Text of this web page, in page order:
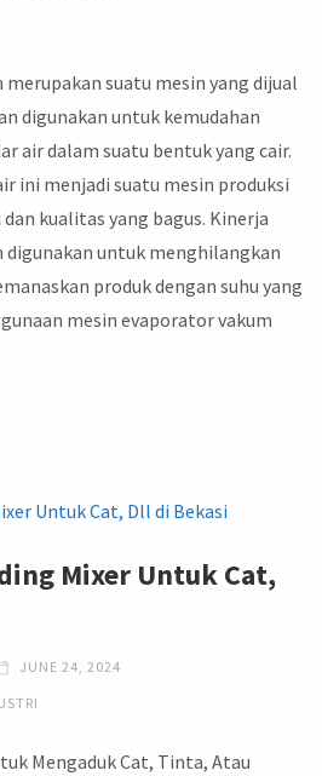
merupakan suatu mesin yang dijual
digunakan untuk kemudahan
air dalam suatu bentuk yang cair.
ini menjadi suatu mesin produksi
kualitas yang bagus. Kinerja
digunakan untuk menghilangkan
produk dengan suhu yang
mesin evaporator vakum
Mixer Untuk Cat,
JUNE 24, 2024
Mengaduk Cat, Tinta, Atau